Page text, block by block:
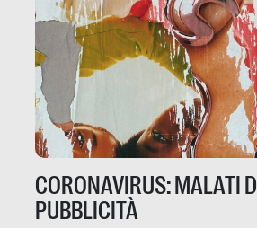
CORONAVIRUS: MALATI DI
PUBBLICITÀ